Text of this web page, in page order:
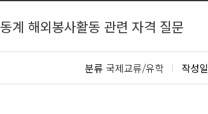
동계 해외봉사활동 관련 자격 질문
분류 국제교류/유학 작성일